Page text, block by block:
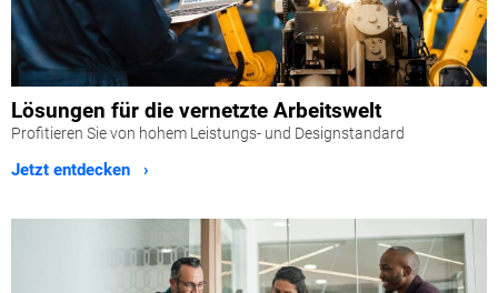
Lösungen für die vernetzte Arbeitswelt
Profitieren Sie von hohem Leistungs- und Designstandard
Jetzt entdecken ›